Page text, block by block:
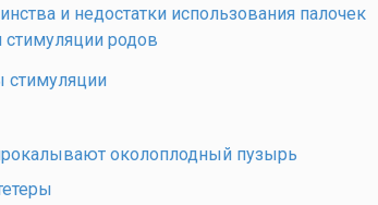
и недостатки использования палочек
родов
стимуляции
околоплодный пузырь